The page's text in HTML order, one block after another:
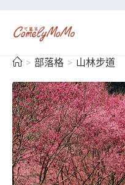
> 部落格 > 山林步道